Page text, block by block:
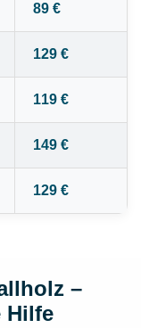
89 €
129 €
119 €
149 €
129 €
–
Hilfe